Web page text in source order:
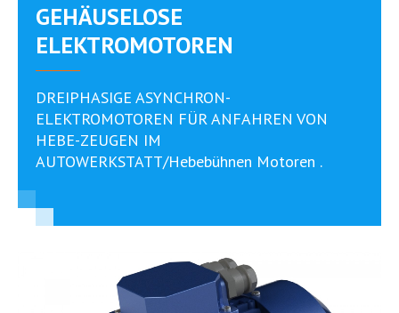
GEHÄUSELOSE
ELEKTROMOTOREN
DREIPHASIGE ASYNCHRON-
ELEKTROMOTOREN FÜR ANFAHREN VON
HEBE-ZEUGEN IM
AUTOWERKSTATT/Hebebühnen Motoren .